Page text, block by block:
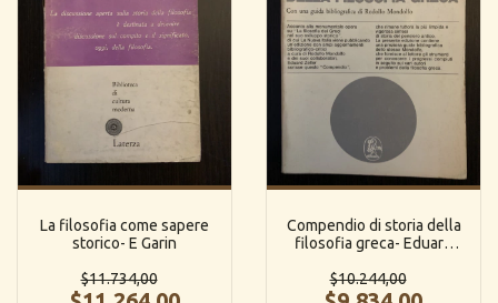
La filosofia come sapere
storico- E Garin
$11.734,00
Compendio di storia della
filosofia greca- Eduard
$10.244,00